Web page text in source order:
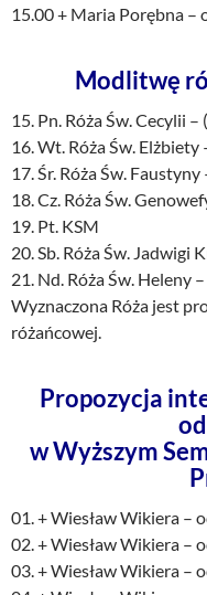
15.00 + Maria Porębna –
Modlitwę
15. Pn. Róża Św. Cecylii
16. Wt. Róża Św.
17. Śr. Róża Św.
18. Cz. Róża Św.
19. Pt. KSM
20. Sb. Róża Św. Jadwigi
21. Nd. Róża Św. Heleny
Wyznaczona Róża jest
różańcowej.
Propozycja
w Wyższym
01. + Wiesław Wikiera –
02. + Wiesław Wikiera –
03. + Wiesław Wikiera –